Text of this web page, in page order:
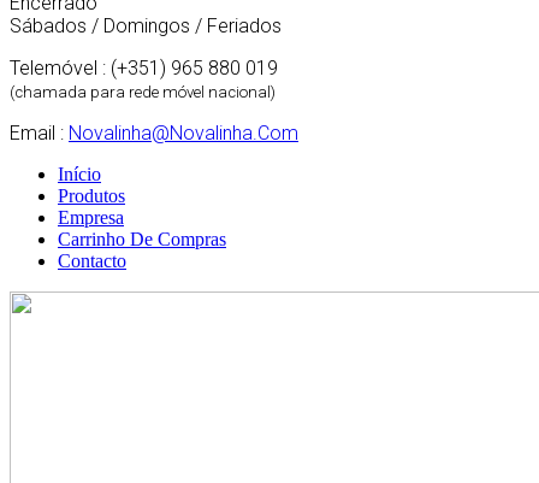
Sábados / Domingos / Feriados
Telemóvel : (+351) 965 880 019
(chamada para rede móvel nacional)
Email : Novalinha@novalinha.com
Início
Produtos
Empresa
Carrinho De Compras
Contacto